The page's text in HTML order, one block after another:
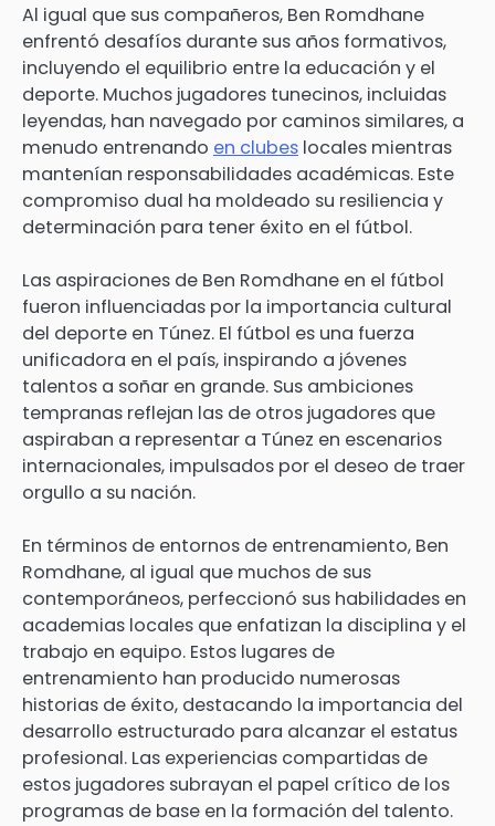
Al igual que sus compañeros, Ben Romdhane
enfrentó desafíos durante sus años formativos,
incluyendo el equilibrio entre la educación y el
deporte. Muchos jugadores tunecinos, incluidas
leyendas, han navegado por caminos similares, a
menudo entrenando en clubes locales mientras
mantenían responsabilidades académicas. Este
compromiso dual ha moldeado su resiliencia y
determinación para tener éxito en el fútbol.
Las aspiraciones de Ben Romdhane en el fútbol
fueron influenciadas por la importancia cultural
del deporte en Túnez. El fútbol es una fuerza
unificadora en el país, inspirando a jóvenes
talentos a soñar en grande. Sus ambiciones
tempranas reflejan las de otros jugadores que
aspiraban a representar a Túnez en escenarios
internacionales, impulsados por el deseo de traer
orgullo a su nación.
En términos de entornos de entrenamiento, Ben
Romdhane, al igual que muchos de sus
contemporáneos, perfeccionó sus habilidades en
academias locales que enfatizan la disciplina y el
trabajo en equipo. Estos lugares de
entrenamiento han producido numerosas
historias de éxito, destacando la importancia del
desarrollo estructurado para alcanzar el estatus
profesional. Las experiencias compartidas de
estos jugadores subrayan el papel crítico de los
programas de base en la formación del talento.